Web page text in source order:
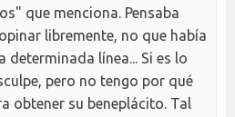
que menciona. Pensaba
libremente, no que había
determinada línea... Si es lo
pero no tengo por qué
obtener su beneplácito. Tal